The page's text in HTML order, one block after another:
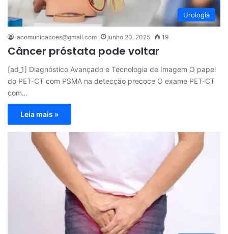
Urologia
lacomunicacoes@gmail.com junho 20, 2025 19
Câncer próstata pode voltar
[ad_1] Diagnóstico Avançado e Tecnologia de Imagem O papel
do PET-CT com PSMA na detecção precoce O exame PET-CT
com…
Leia mais »